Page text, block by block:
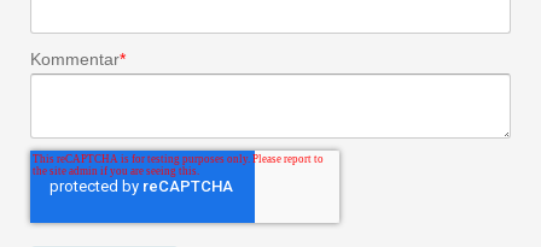
Kommentar*